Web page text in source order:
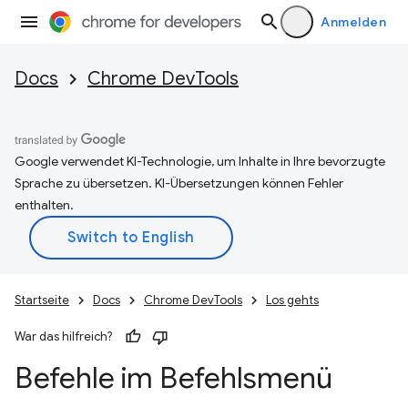
Anmelden
Docs Chrome DevTools
Google verwendet KI-Technologie, um Inhalte in Ihre bevorzugte
Sprache zu übersetzen. KI-Übersetzungen können Fehler
enthalten.
Startseite Docs Chrome DevTools Los gehts
War das hilfreich?
Befehle im Befehlsmenü